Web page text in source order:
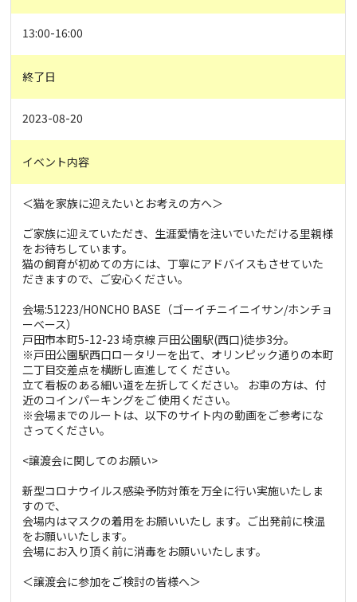
13:00-16:00
終了日
2023-08-20
イベント内容
＜猫を家族に迎えたいとお考えの方へ＞
ご家族に迎えていただき、生涯愛情を注いでいただける里親様
をお待ちしています。
猫の飼育が初めての方には、丁寧にアドバイスもさせていた
だきますので、ご安心ください。
会場:51223/HONCHO BASE（ゴーイチニイニイサン/ホンチョ
ーベース）
戸田市本町5-12-23 埼京線 戸田公園駅(西口)徒歩3分。
※戸田公園駅西口ロータリーを出て、オリンピック通りの本町
二丁目交差点を横断し直進してく ださい。
立て看板のある細い道を左折してください。 お車の方は、付
近のコインパーキングをご 使用ください。
※会場までのルートは、以下のサイト内の動画をご参考にな
さってください。
<譲渡会に関してのお願い>
新型コロナウイルス感染予防対策を万全に行い実施いたしま
すので、
会場内はマスクの着用をお願いいたし ます。ご出発前に検温
をお願いいたします。
会場にお入り頂く前に消毒をお願いいたします。
＜譲渡会に参加をご検討の皆様へ＞